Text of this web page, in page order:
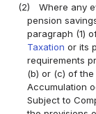
(2)
Where any
pension
paragraph (1)
Taxation or its
requirements
(b) or (c) of
Accumulation
Subject to